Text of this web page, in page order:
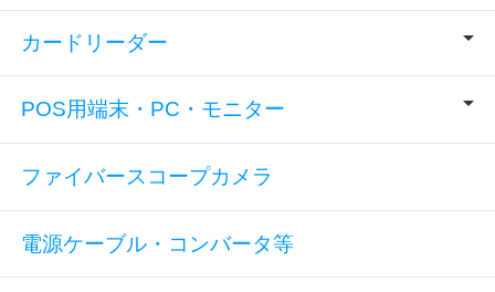
カードリーダー
POS用端末・PC・モニター
ファイバースコープカメラ
電源ケーブル・コンバータ等